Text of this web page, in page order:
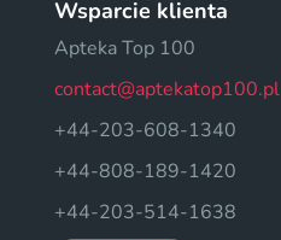
Wsparcie klienta
Apteka Top 100
contact@aptekatop100.pl
+44-203-608-1340
+44-808-189-1420
+44-203-514-1638